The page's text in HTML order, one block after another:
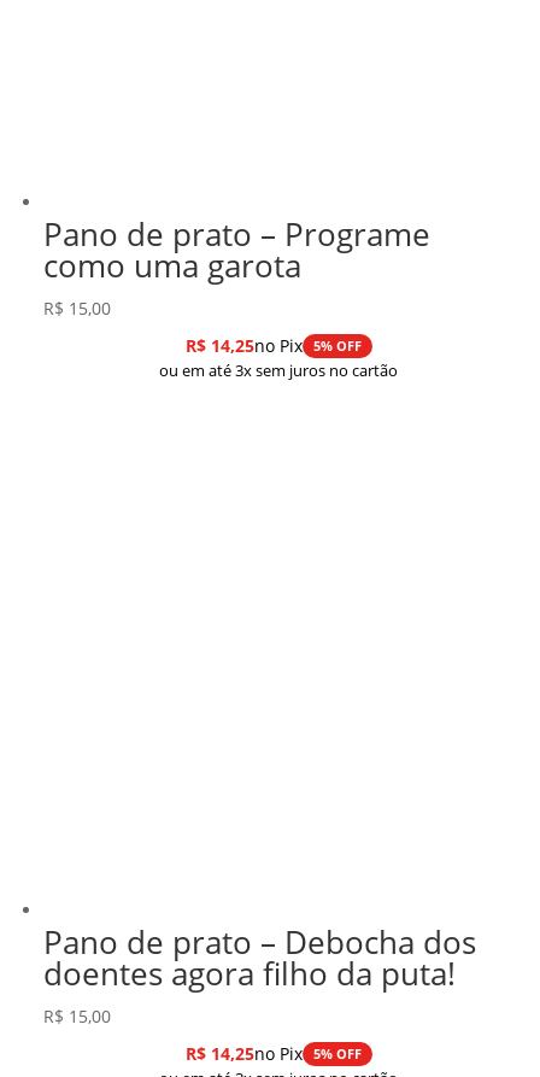
Pano de prato – Programe
como uma garota
R$ 15,00
R$14,25no Pix 5% OFF
ou em até 3x sem juros no cartão
Pano de prato – Debocha dos
doentes agora filho da puta!
R$ 15,00
R$14,25no Pix 5% OFF